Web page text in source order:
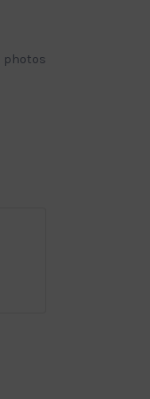
photos